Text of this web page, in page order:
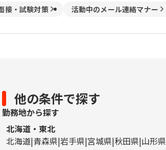
接・試験対策 活動中のメール連絡マナー
他の条件で探す
勤務地から探す
北海道・東北
北海道 青森県 岩手県 宮城県 秋田県 山形県